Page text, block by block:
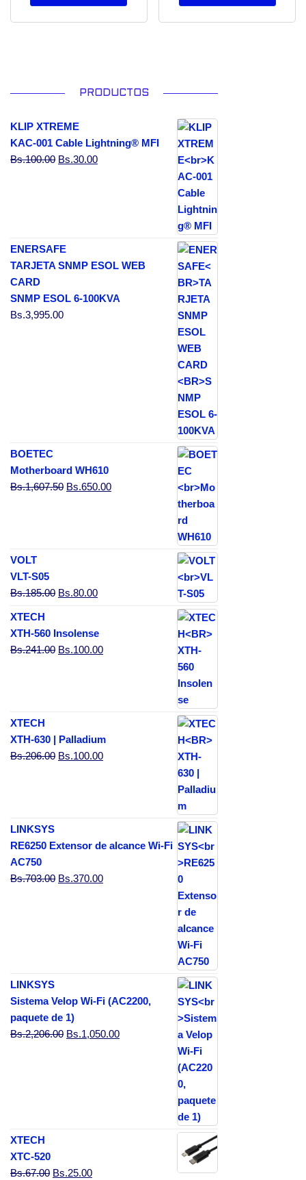
PRODUCTOS
KLIP XTREME
KAC-001 Cable Lightning® MFI
Bs.100.00 El precio original era: Bs.100.00.
Bs.30.00El precio actual es: Bs.30.00.
ENERSAFE
TARJETA SNMP ESOL WEB
CARD
SNMP ESOL 6-100KVA
Bs.3,995.00
BOETEC
Motherboard WH610
Bs.1,607.50 El precio original era: Bs.1,607.50.
Bs.650.00El precio actual es: Bs.650.00.
VOLT
VLT-S05
Bs.185.00 El precio original era: Bs.185.00.
Bs.80.00El precio actual es: Bs.80.00.
XTECH
XTH-560 Insolense
Bs.241.00 El precio original era: Bs.241.00.
Bs.100.00El precio actual es: Bs.100.00.
XTECH
XTH-630 | Palladium
Bs.206.00 El precio original era: Bs.206.00.
Bs.100.00El precio actual es: Bs.100.00.
LINKSYS
RE6250 Extensor de alcance Wi-Fi
AC750
Bs.703.00 El precio original era: Bs.703.00.
Bs.370.00El precio actual es: Bs.370.00.
LINKSYS
Sistema Velop Wi-Fi (AC2200,
paquete de 1)
Bs.2,206.00 El precio original era: Bs.2,206.00.
Bs.1,050.00El precio actual es: Bs.1,050.00.
XTECH
XTC-520
Bs.67.00 El precio original era: Bs.67.00.
Bs.25.00El precio actual es: Bs.25.00.